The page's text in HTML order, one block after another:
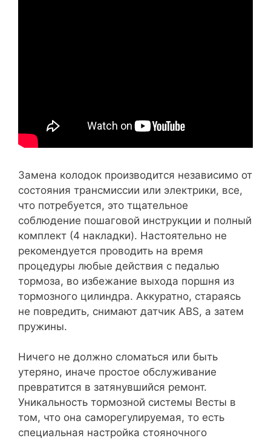
Замена колодок производится независимо от
состояния трансмиссии или электрики, все,
что потребуется, это тщательное
соблюдение пошаговой инструкции и полный
комплект (4 накладки). Настоятельно не
рекомендуется проводить на время
процедуры любые действия с педалью
тормоза, во избежание выхода поршня из
тормозного цилиндра. Аккуратно, стараясь
не повредить, снимают датчик ABS, а затем
пружины.
Ничего не должно сломаться или быть
утеряно, иначе простое обслуживание
превратится в затянувшийся ремонт.
Уникальность тормозной системы Весты в
том, что она саморегулируемая, то есть
специальная настройка стояночного